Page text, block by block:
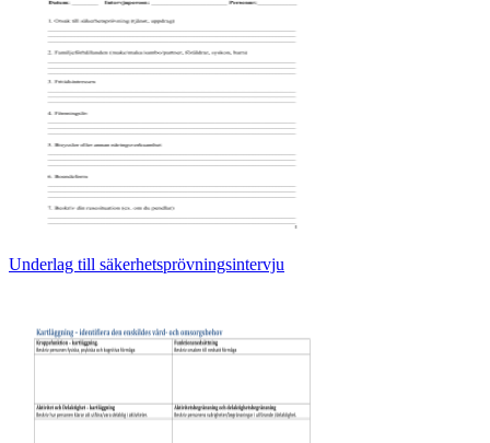
Underlag till säkerhetsprövningsintervju